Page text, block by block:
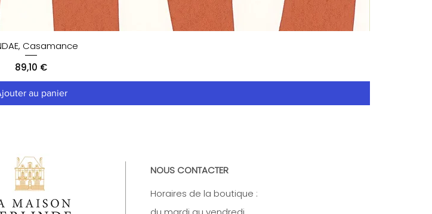
Casamance
Prix
89,10 €
au panier
NOUS CONTACTER
Horaires de la boutique :